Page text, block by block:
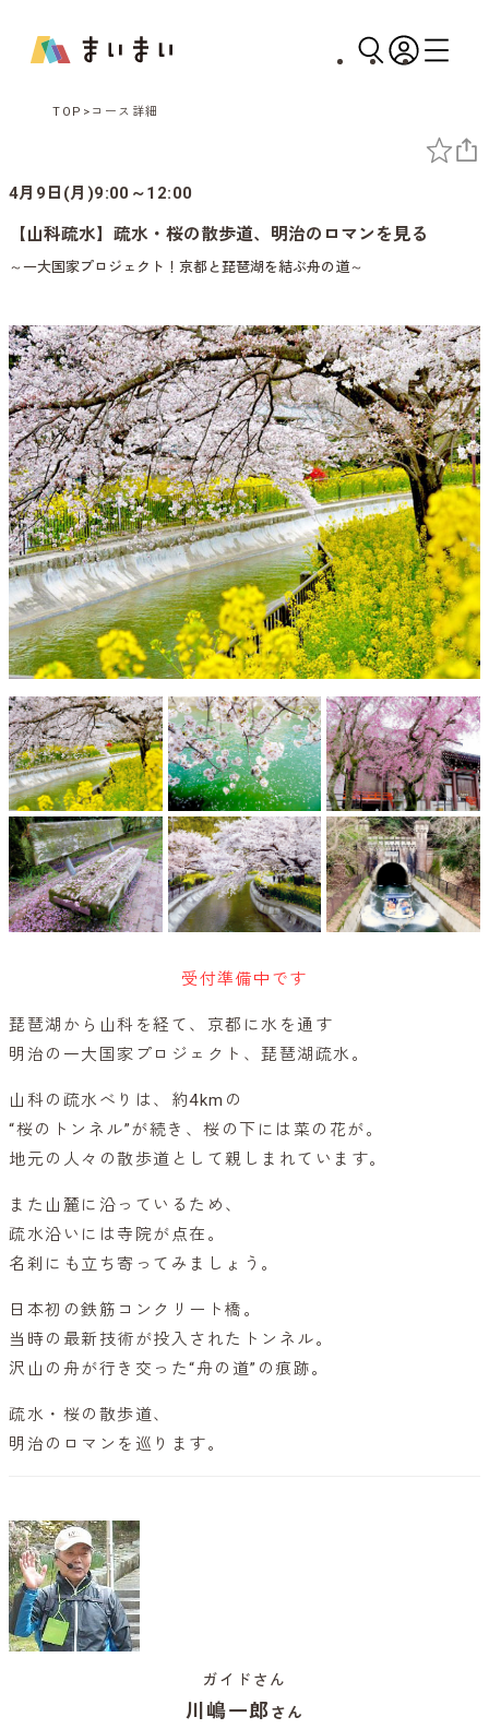
TOP コース詳細
4月9日(月)9:00～12:00
【山科疏水】疏水・桜の散歩道、明治のロマンを見る
～一大国家プロジェクト！京都と琵琶湖を結ぶ舟の道～
受付準備中です
琵琶湖から山科を経て、京都に水を通す
明治の一大国家プロジェクト、琵琶湖疏水。
山科の疏水べりは、約4kmの
“桜のトンネル”が続き、桜の下には菜の花が。
地元の人々の散歩道として親しまれています。
また山麓に沿っているため、
疏水沿いには寺院が点在。
名刹にも立ち寄ってみましょう。
日本初の鉄筋コンクリート橋。
当時の最新技術が投入されたトンネル。
沢山の舟が行き交った“舟の道”の痕跡。
疏水・桜の散歩道、
明治のロマンを巡ります。
ガイドさん
川嶋一郎 さん